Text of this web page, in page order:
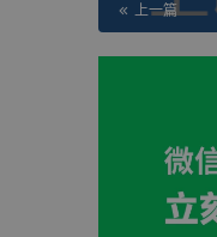
上一篇